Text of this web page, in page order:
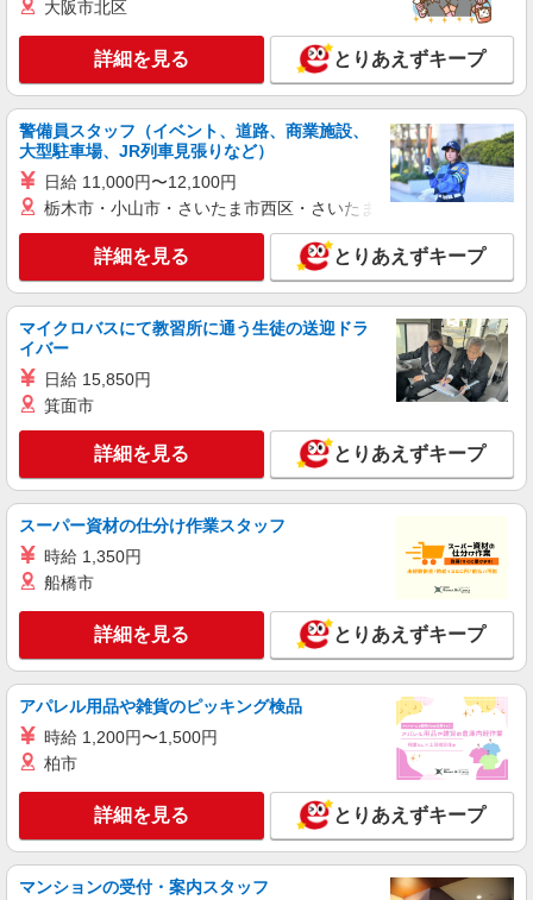
詳細を見る
派遣社員
株式会社テクノ・サービス/お仕事No/0841775
機械操作
時給1600円 月収例：281、000円（月収例21日
実働）（残業・休日出勤手当て等が含まれていま
す） 交通費全額支給
新潟県長岡市 ＊車・バイク通勤OK
キープ 詳細を見る
派遣社員
株式会社テクノ・サービス/お仕事No/0856898
時給1250円 月収例：237、000円（月収例21日
れています） 交通費全額支給
新潟県長岡市 ＊車・バイク通勤OK
キープ 詳細を見る
派遣社員
株式会社テクノ・サービス/お仕事No/0796816
解体作業など
時給1200円 月収例：201、000円（月収例21日
実働）（残業・休日出勤手当て等が含まれていま
す） 交通費全額支給
新潟県長岡市 ＊車・バイク通勤OK
キープ 詳細を見る
株式会社テクノ・サービス/お仕事No/0915997
冷暖房完備
時給1300円交通費全額支給
大阪市北区
詳細を見る とりあえずキープ
警備員スタッフ（イベント、道路、商業施設、
大型駐車場、JR列車見張りなど）
日給 11,000円〜12,100円
栃木市・小山市・さいたま市西区・さいたま市岩槻区・久喜市・
詳細を見る とりあえずキープ
マイクロバスにて教習所に通う生徒の送迎ドラ
イバー
日給 15,850円
箕面市
詳細を見る とりあえずキープ
スーパー資材の仕分け作業スタッフ
時給 1,350円
船橋市
詳細を見る とりあえずキープ
アパレル用品や雑貨のピッキング検品
時給 1,200円〜1,500円
柏市
詳細を見る とりあえずキープ
マンションの受付・案内スタッフ